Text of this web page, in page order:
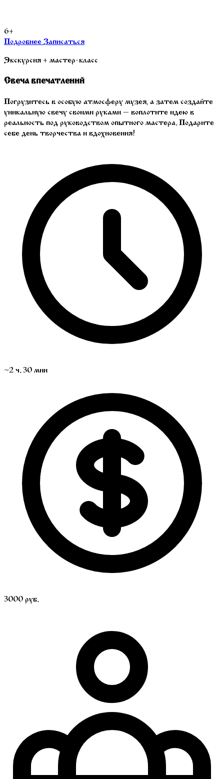
6+
ПодробнееЗаписаться
Экскурсия + мастер-класс
Свеча впечатлений
Погрузитесь в особую атмосферу музея, а затем создайте
уникальную свечу своими руками — воплотите идею в
реальность под руководством опытного мастера. Подарите
себе день творчества и вдохновения!
~2 ч. 30 мин
3000 руб.